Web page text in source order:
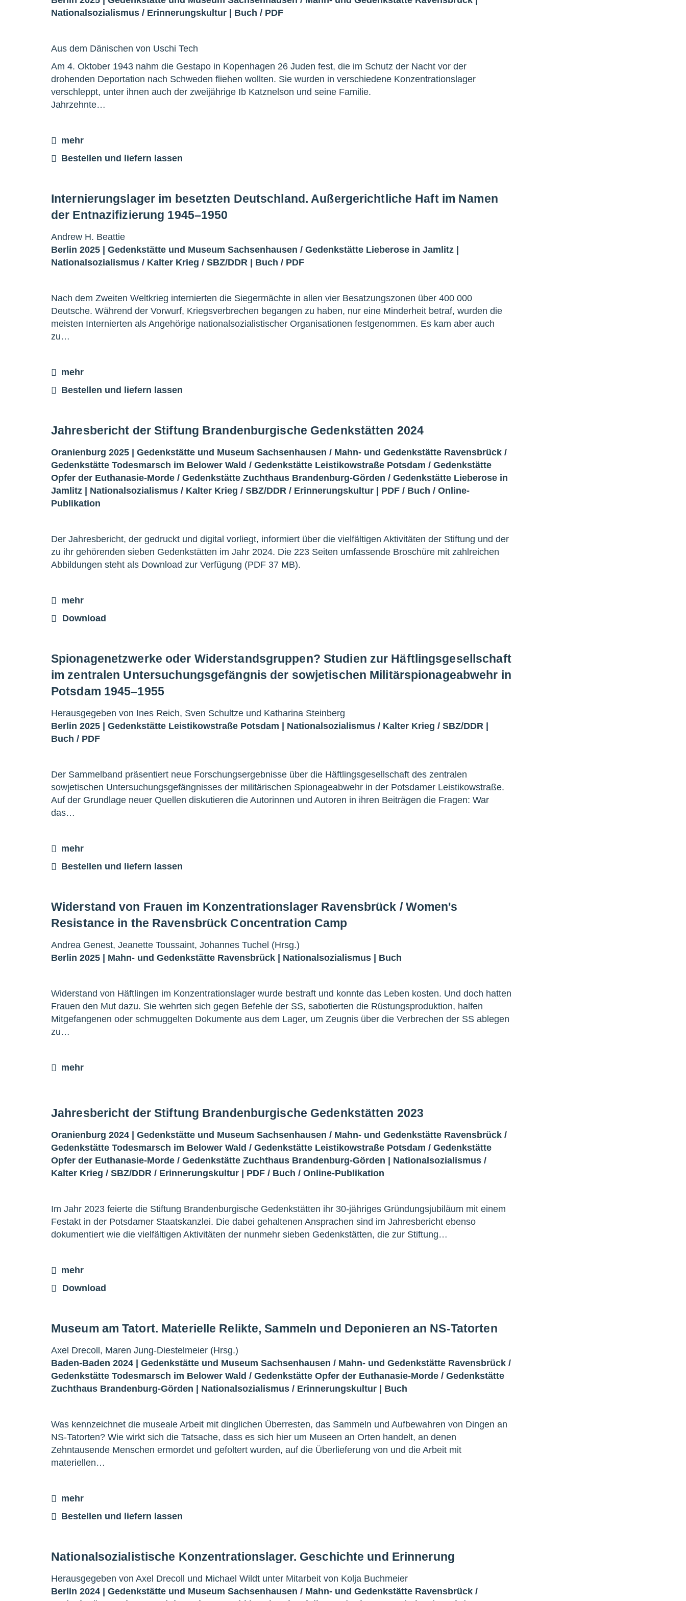
Nationalsozialismus / Erinnerungskultur | Buch / PDF
Aus dem Dänischen von Uschi Tech
Am 4. Oktober 1943 nahm die Gestapo in Kopenhagen 26 Juden fest, die im Schutz der Nacht vor der
drohenden Deportation nach Schweden fliehen wollten. Sie wurden in verschiedene Konzentrationslager
verschleppt, unter ihnen auch der zweijährige Ib Katznelson und seine Familie.
Jahrzehnte…
mehr
Bestellen und liefern lassen
Internierungslager im besetzten Deutschland. Außergerichtliche Haft im Namen
der Entnazifizierung 1945–1950
Andrew H. Beattie
Berlin 2025 | Gedenkstätte und Museum Sachsenhausen / Gedenkstätte Lieberose in Jamlitz |
Nationalsozialismus / Kalter Krieg / SBZ/DDR | Buch / PDF
Nach dem Zweiten Weltkrieg internierten die Siegermächte in allen vier Besatzungszonen über 400 000
Deutsche. Während der Vorwurf, Kriegsverbrechen begangen zu haben, nur eine Minderheit betraf, wurden die
meisten Internierten als Angehörige nationalsozialistischer Organisationen festgenommen. Es kam aber auch
zu…
mehr
Bestellen und liefern lassen
Jahresbericht der Stiftung Brandenburgische Gedenkstätten 2024
Oranienburg 2025 | Gedenkstätte und Museum Sachsenhausen / Mahn- und Gedenkstätte Ravensbrück /
Gedenkstätte Todesmarsch im Belower Wald / Gedenkstätte Leistikowstraße Potsdam / Gedenkstätte
Opfer der Euthanasie-Morde / Gedenkstätte Zuchthaus Brandenburg-Görden / Gedenkstätte Lieberose in
Jamlitz | Nationalsozialismus / Kalter Krieg / SBZ/DDR / Erinnerungskultur | PDF / Buch / Online-
Publikation
Der Jahresbericht, der gedruckt und digital vorliegt, informiert über die vielfältigen Aktivitäten der Stiftung und der
zu ihr gehörenden sieben Gedenkstätten im Jahr 2024. Die 223 Seiten umfassende Broschüre mit zahlreichen
Abbildungen steht als Download zur Verfügung (PDF 37 MB).
mehr
Download
Spionagenetzwerke oder Widerstandsgruppen? Studien zur Häftlingsgesellschaft
im zentralen Untersuchungsgefängnis der sowjetischen Militärspionageabwehr in
Potsdam 1945–1955
Herausgegeben von Ines Reich, Sven Schultze und Katharina Steinberg
Berlin 2025 | Gedenkstätte Leistikowstraße Potsdam | Nationalsozialismus / Kalter Krieg / SBZ/DDR |
Buch / PDF
Der Sammelband präsentiert neue Forschungsergebnisse über die Häftlingsgesellschaft des zentralen
sowjetischen Untersuchungsgefängnisses der militärischen Spionageabwehr in der Potsdamer Leistikowstraße.
Auf der Grundlage neuer Quellen diskutieren die Autorinnen und Autoren in ihren Beiträgen die Fragen: War
das…
mehr
Bestellen und liefern lassen
Widerstand von Frauen im Konzentrationslager Ravensbrück / Women's
Resistance in the Ravensbrück Concentration Camp
Andrea Genest, Jeanette Toussaint, Johannes Tuchel (Hrsg.)
Berlin 2025 | Mahn- und Gedenkstätte Ravensbrück | Nationalsozialismus | Buch
Widerstand von Häftlingen im Konzentrationslager wurde bestraft und konnte das Leben kosten. Und doch hatten
Frauen den Mut dazu. Sie wehrten sich gegen Befehle der SS, sabotierten die Rüstungsproduktion, halfen
Mitgefangenen oder schmuggelten Dokumente aus dem Lager, um Zeugnis über die Verbrechen der SS ablegen
zu…
mehr
Jahresbericht der Stiftung Brandenburgische Gedenkstätten 2023
Oranienburg 2024 | Gedenkstätte und Museum Sachsenhausen / Mahn- und Gedenkstätte Ravensbrück /
Gedenkstätte Todesmarsch im Belower Wald / Gedenkstätte Leistikowstraße Potsdam / Gedenkstätte
Opfer der Euthanasie-Morde / Gedenkstätte Zuchthaus Brandenburg-Görden | Nationalsozialismus /
Kalter Krieg / SBZ/DDR / Erinnerungskultur | PDF / Buch / Online-Publikation
Im Jahr 2023 feierte die Stiftung Brandenburgische Gedenkstätten ihr 30-jähriges Gründungsjubiläum mit einem
Festakt in der Potsdamer Staatskanzlei. Die dabei gehaltenen Ansprachen sind im Jahresbericht ebenso
dokumentiert wie die vielfältigen Aktivitäten der nunmehr sieben Gedenkstätten, die zur Stiftung…
mehr
Download
Museum am Tatort. Materielle Relikte, Sammeln und Deponieren an NS-Tatorten
Axel Drecoll, Maren Jung-Diestelmeier (Hrsg.)
Baden-Baden 2024 | Gedenkstätte und Museum Sachsenhausen / Mahn- und Gedenkstätte Ravensbrück /
Gedenkstätte Todesmarsch im Belower Wald / Gedenkstätte Opfer der Euthanasie-Morde / Gedenkstätte
Zuchthaus Brandenburg-Görden | Nationalsozialismus / Erinnerungskultur | Buch
Was kennzeichnet die museale Arbeit mit dinglichen Überresten, das Sammeln und Aufbewahren von Dingen an
NS-Tatorten? Wie wirkt sich die Tatsache, dass es sich hier um Museen an Orten handelt, an denen
Zehntausende Menschen ermordet und gefoltert wurden, auf die Überlieferung von und die Arbeit mit
materiellen…
mehr
Bestellen und liefern lassen
Nationalsozialistische Konzentrationslager. Geschichte und Erinnerung
Herausgegeben von Axel Drecoll und Michael Wildt unter Mitarbeit von Kolja Buchmeier
Berlin 2024 | Gedenkstätte und Museum Sachsenhausen / Mahn- und Gedenkstätte Ravensbrück /